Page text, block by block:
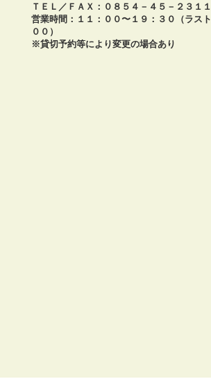
ＴＥＬ／ＦＡＸ：０８５４－４５－２３１１
営業時間：１１：００〜１９：３０（ラス
００）
※貸切予約等により変更の場合あり